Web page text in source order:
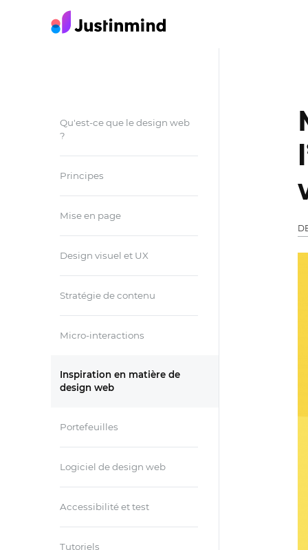
Qu'est-ce que le design web
?
Principes
Mise en page
Design visuel et UX
Stratégie de contenu
Micro-interactions
Inspiration en matière de
design web
Portefeuilles
Logiciel de design web
Accessibilité et test
Tutoriels